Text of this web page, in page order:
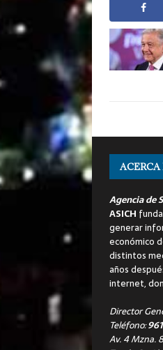
Agencia de
ASICH
generar
económico
distintos
años
internet,
Director
Teléfono:
Av. 4 Mzna.